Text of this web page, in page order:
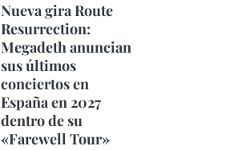
Nueva gira Route
Resurrection:
Megadeth anuncian
sus últimos
conciertos en
España en 2027
dentro de su
«Farewell Tour»